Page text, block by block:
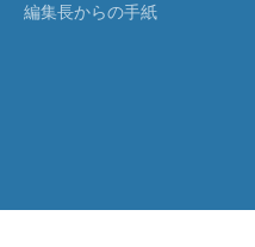
編集長からの手紙